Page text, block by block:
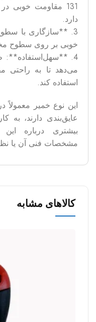
131 مقاومت خوبی
دارد.
3. **سازگاری با
خوبی بر روی سطوح
4. **سهل‌استفاده**:
می‌دهد تا به راحتی
استفاده کند.
این نوع خمیر معمولاً
عایق‌بندی دارند، به
بیشتری درباره
مشخصات فنی آن یا
کالاهای مشابه